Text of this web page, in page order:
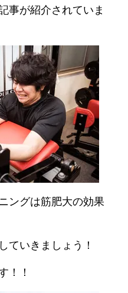
事が紹介されていま
ングは筋肥大の効果
ていきましょう！
！！